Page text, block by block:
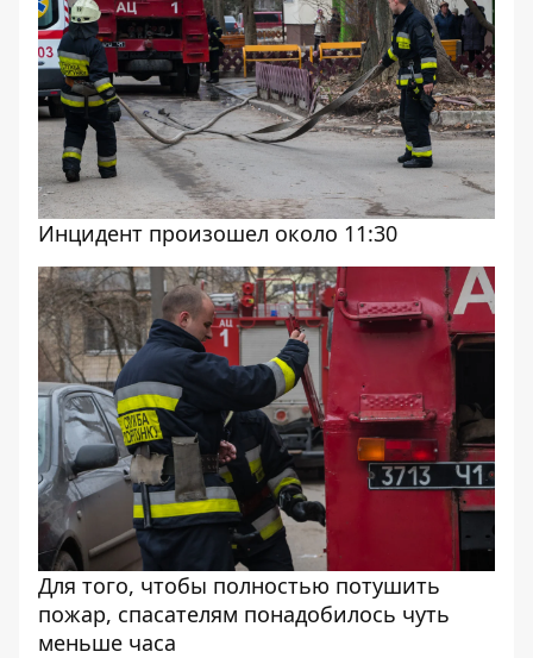
Инцидент произошел около 11:30
Для того, чтобы полностью потушить
пожар, спасателям понадобилось чуть
меньше часа